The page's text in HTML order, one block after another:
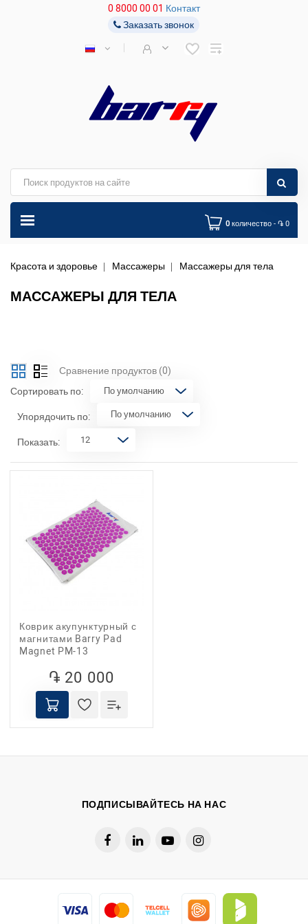
0 8000 00 01 Контакт
Заказать звонок
0 количество - ֏ 0
Красота и здоровье Массажеры Массажеры для тела
МАССАЖЕРЫ ДЛЯ ТЕЛА
Сравнение продуктов (0)
Сортировать по:
Упорядочить по:
Показать:
Коврик акупунктурный с
магнитами Barry Pad
Magnet PM-13
֏ 20 000
ПОДПИСЫВАЙТЕСЬ НА НАС